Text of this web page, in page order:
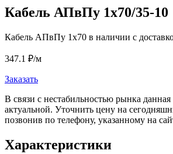
Кабель АПвПу 1х70/35-10
Кабель АПвПу 1х70 в наличии с
347.1 ₽/м
Заказать
В связи с нестабильностью рынка
актуальной. Уточнить цену на
позвонив по телефону, указанному на
Характеристики